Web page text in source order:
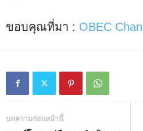
ขอบคุณที่มา : OBEC
บทความก่อนหน้านี้